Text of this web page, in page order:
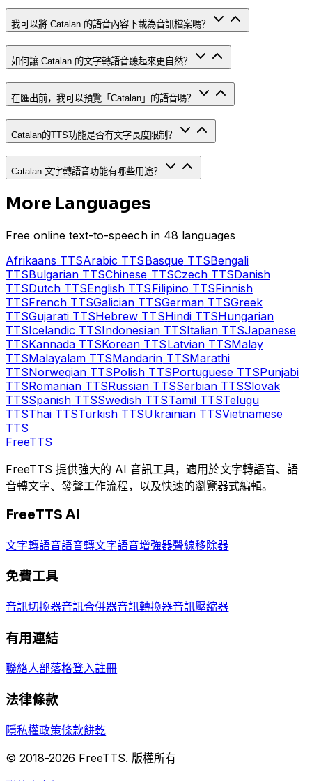
我可以將 Catalan 的語音內容下載為音訊檔案嗎？
如何讓 Catalan 的文字轉語音聽起來更自然？
在匯出前，我可以預覽「Catalan」的語音嗎？
Catalan的TTS功能是否有文字長度限制？
Catalan 文字轉語音功能有哪些用途？
More Languages
Free online text-to-speech in 48 languages
Afrikaans TTSArabic TTSBasqueTTSBengali
TTSBulgarian TTSChinese TTSCzechTTSDanish
TTSDutch TTSEnglish TTSFilipino TTSFinnish
TTSFrench TTSGalician TTSGermanTTSGreek
TTSGujarati TTSHebrew TTSHindiTTSHungarian
TTSIcelandic TTSIndonesianTTSItalianTTSJapanese
TTSKannada TTSKorean TTSLatvianTTSMalay
TTSMalayalam TTSMandarin TTSMarathi
TTSNorwegian TTSPolish TTSPortugueseTTSPunjabi
TTSRomanian TTSRussian TTSSerbianTTSSlovak
TTSSpanish TTSSwedish TTSTamilTTSTelugu
TTSThai TTSTurkish TTSUkrainianTTSVietnamese
TTS
FreeTTS
FreeTTS 提供強大的 AI 音訊工具，適用於文字轉語音、語
音轉文字、發聲工作流程，以及快速的瀏覽器式編輯。
FreeTTS AI
文字轉語音語音轉文字語音增強器聲線移除器
免費工具
音訊切換器音訊合併器音訊轉換器音訊壓縮器
有用連結
聯絡人部落格登入註冊
法律條款
隱私權政策條款餅乾
© 2018-2026 FreeTTS. 版權所有